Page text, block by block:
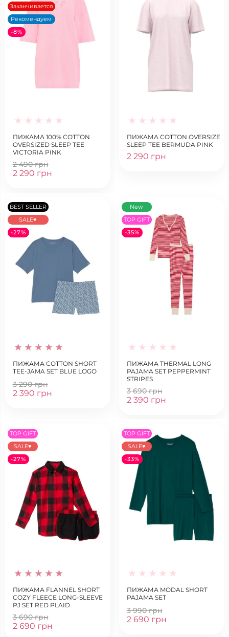
Заканчивается
Рекомендуем
-8%
ПИЖАМА 100% COTTON
OVERSIZED SLEEP TEE
VICTORIA PINK
2 490 грн
2 290 грн
ПИЖАМА COTTON OVERSIZE
SLEEP TEE BERMUDA PINK
2 290 грн
BEST SELLER
SALE♥
-27%
ПИЖАМА COTTON SHORT
TEE-JAMA SET BLUE LOGO
3 290 грн
2 390 грн
New
TOP GIFT
-35%
ПИЖАМА THERMAL LONG
PAJAMA SET PEPPERMINT
STRIPES
3 690 грн
2 390 грн
TOP GIFT
SALE♥
-27%
ПИЖАМА FLANNEL SHORT
COZY FLEECE LONG-SLEEVE
PJ SET RED PLAID
3 690 грн
2 690 грн
TOP GIFT
SALE♥
-33%
ПИЖАМА MODAL SHORT
PAJAMA SET
3 990 грн
2 690 грн